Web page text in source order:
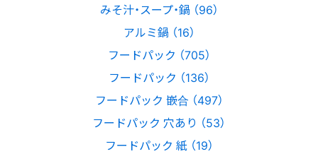
みそ汁・スープ・鍋 （96）
アルミ鍋 （16）
フードパック （705）
フードパック （136）
フードパック 嵌合 （497）
フードパック 穴あり （53）
フードパック 紙 （19）